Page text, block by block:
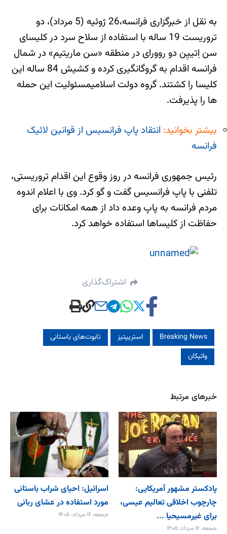
به نقل از خبرگزاری فرانسه،26 ژوئیه (5 مرداد)، دو
تروریست 19 ساله با استفاده از سلاح سرد در کلیسای
سن اِتییِن دو روورای در منطقه «سن ماریتیم» در شمال
فرانسه اقدام به گروگانگیری کرده و کشیش 84 ساله این
کلیسا را کشتند. گروه دولت اسلامیمسئولیت این حمله
ها را پذیرفت.
بیشتر بخوانید: انتقاد پاپ فرانسیس از قوانین لائیک
فرانسه
رئیس جمهوری فرانسه در روز وقوع این اقدام تروریستی،
تلفنی با پاپ فرانسیس گفت و گو کرد. وی با اعلام اندوه
مردم فرانسه به پاپ وعده داد از همه امکانات برای
حفاظت از کلیساها استفاده خواهد کرد.
اشتراک‌گذاری
Breaking News استریپتیز
تابوت‌های باستانی
واتیکان
خبرهای مرتبط
پادکستر مشهور آمریکایی:
چارچوب اخلاقی تعالیم عیسی،
برای غیرمسیحیا ...
جمعه، ۱۶ مرداد، ۱۴۰۵
اسرائیل: احیای شراب باستانی
مورد استفاده در عشای ربانی
جمعه، ۱۶ مرداد، ۱۴۰۵